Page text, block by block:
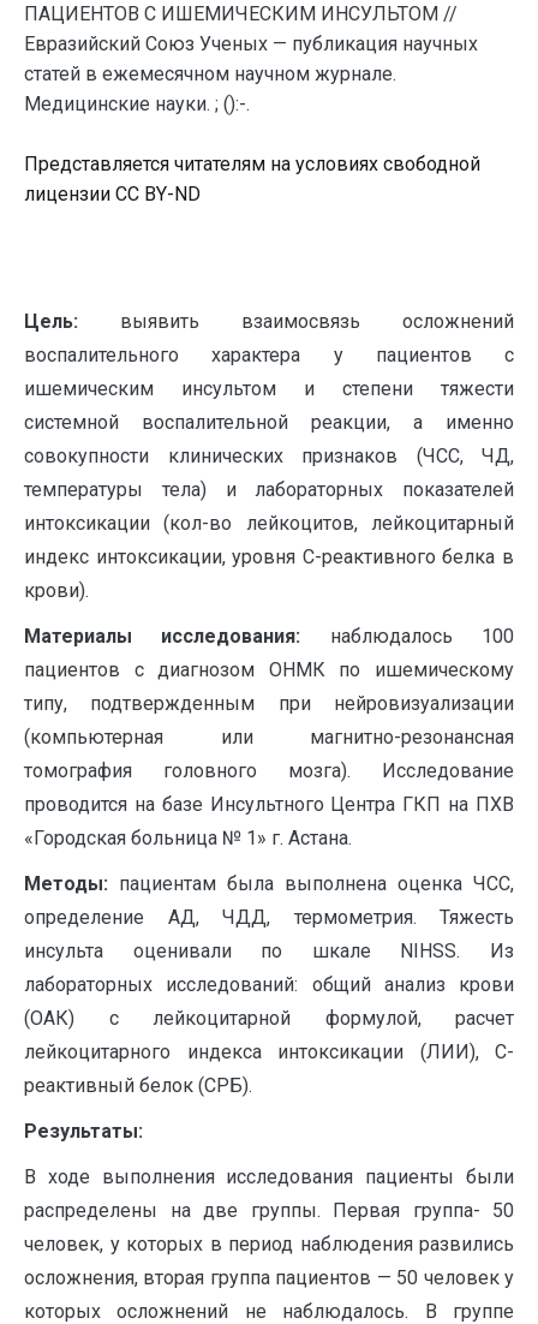
ПАЦИЕНТОВ С ИШЕМИЧЕСКИМ ИНСУЛЬТОМ //
Евразийский Союз Ученых — публикация научных
статей в ежемесячном научном журнале.
Медицинские науки. ; ():-.
Представляется читателям на условиях свободной
лицензии CC BY-ND
Цель: выявить взаимосвязь осложнений
воспалительного характера у пациентов с
ишемическим инсультом и степени тяжести
системной воспалительной реакции, а именно
совокупности клинических признаков (ЧСС, ЧД,
температуры тела) и лабораторных показателей
интоксикации (кол-во лейкоцитов, лейкоцитарный
индекс интоксикации, уровня С-реактивного белка в
крови).
Материалы исследования: наблюдалось 100
пациентов с диагнозом ОНМК по ишемическому
типу, подтвержденным при нейровизуализации
(компьютерная или магнитно-резонансная
томография головного мозга). Исследование
проводится на базе Инсультного Центра ГКП на ПХВ
«Городская больница № 1» г. Астана.
Методы: пациентам была выполнена оценка ЧСС,
определение АД, ЧДД, термометрия. Тяжесть
инсульта оценивали по шкале NIHSS. Из
лабораторных исследований: общий анализ крови
(ОАК) с лейкоцитарной формулой, расчет
лейкоцитарного индекса интоксикации (ЛИИ), С-
реактивный белок (СРБ).
Результаты:
В ходе выполнения исследования пациенты были
распределены на две группы. Первая группа- 50
человек, у которых в период наблюдения развились
осложнения, вторая группа пациентов — 50 человек у
которых осложнений не наблюдалось. В группе